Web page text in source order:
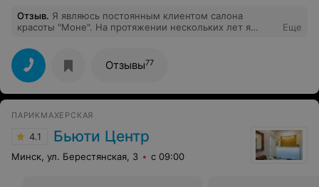
Отзыв. Я являюсь постоянным клиентом салона
красоты "Моне". На протяжении нескольких лет я
хороший салон, квалифицированный персонал,
приемлемые цены. Особая благодарность
администратору салона - Юлии. Всегда все покажет,
расскажет, даст нужный совет. Буду и дальше здесь
обслуживаться и советовать друзьям. Спасибо, за вашу
Еще
Отзывы77
ПАРИКМАХЕРСКАЯ
4.1 Бьюти Центр
Минск, ул. Берестянская, 3 с 09:00